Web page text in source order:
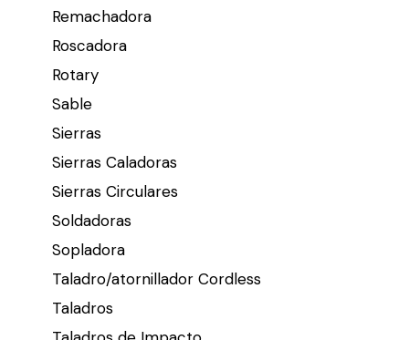
Remachadora
Roscadora
Rotary
Sable
Sierras
Sierras Caladoras
Sierras Circulares
Soldadoras
Sopladora
Taladro/atornillador Cordless
Taladros